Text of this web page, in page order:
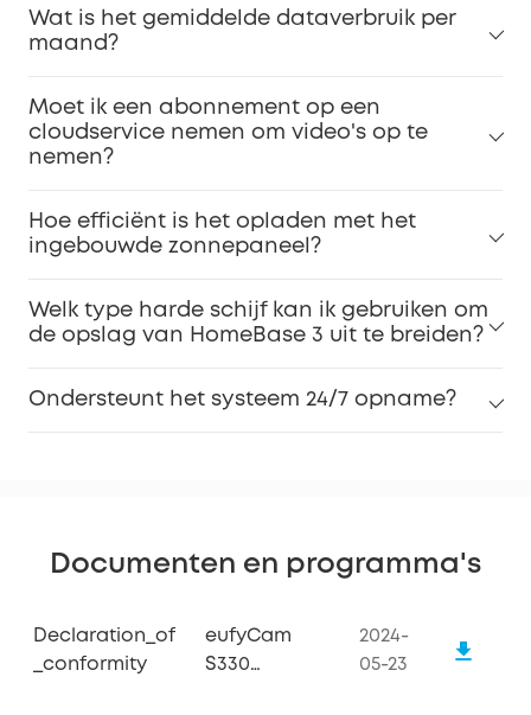
Wat is het gemiddelde dataverbruik per
maand?
Moet ik een abonnement op een
cloudservice nemen om video's op te
nemen?
Hoe efficiënt is het opladen met het
ingebouwde zonnepaneel?
Welk type harde schijf kan ik gebruiken om
de opslag van HomeBase 3 uit te breiden?
Ondersteunt het systeem 24/7 opname?
Documenten en programma's
Declaration_of
_conformity
eufyCam
S330
2024-
05-23